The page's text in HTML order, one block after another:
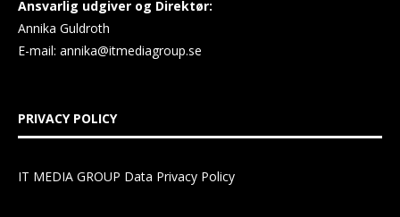
Ansvarlig udgiver og Direktør:
Annika Guldroth
E-mail: annika@itmediagroup.se
PRIVACY POLICY
IT MEDIA GROUP Data Privacy Policy